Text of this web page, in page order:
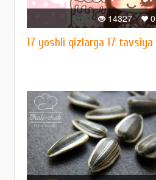
0
14327
17 yoshli qizlarga 17 tavsiya